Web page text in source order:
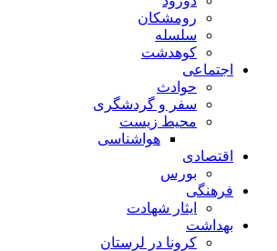
رومشکان
سلسله
کوهدشت
اجتماعی
حوادث
سفر و گردشگری
محیط زیست
هواشناسی
اقتصادی
بورس
فرهنگی
ایثار شهادت
بهداشت
کرونا در لرستان